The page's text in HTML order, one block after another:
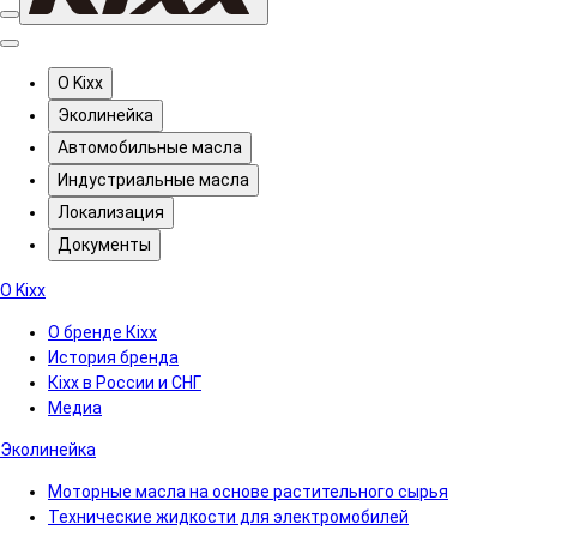
О Kixx
Эколинейка
Автомобильные масла
Индустриальные масла
Локализация
Документы
О Kixx
О бренде Кіхх
История бренда
Кіхx в России и СНГ
Медиа
Эколинейка
Моторные масла на основе растительного сырья
Технические жидкости для электромобилей